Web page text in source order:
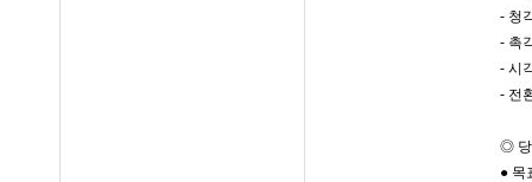
- 청
- 촉
- 시
- 전
◎ 당
● 목